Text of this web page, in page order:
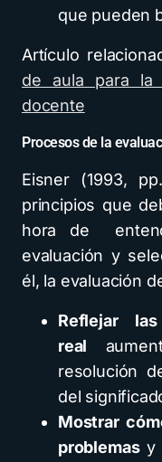
que pueden
Artículo
de aula para la
docente
Procesos de la
Eisner (1993,
principios que
hora de
evaluación y
él, la evaluación
Reflejar
real
resolución
del
Mostrar
problemasy